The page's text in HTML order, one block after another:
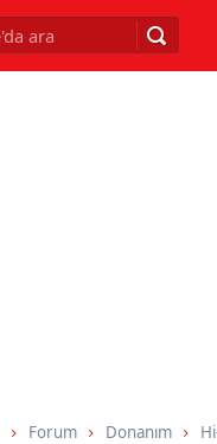
Forum Donanım